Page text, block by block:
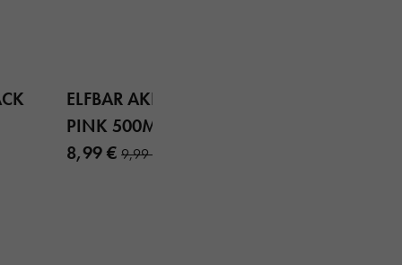
ELFBAR AKKU AURORA
PINK 500MAH
8,99 €9,99 €